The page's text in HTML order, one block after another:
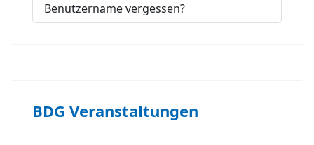
Benutzername vergessen?
BDG Veranstaltungen